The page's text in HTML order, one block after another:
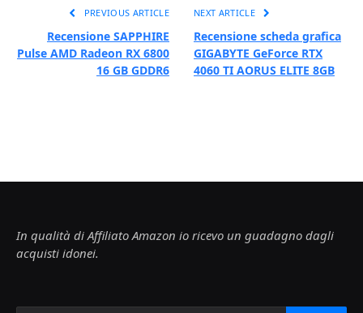
PREVIOUS ARTICLE
Recensione SAPPHIRE
Pulse AMD Radeon RX 6800
16 GB GDDR6
NEXT ARTICLE
Recensione scheda grafica
GIGABYTE GeForce RTX
4060 TI AORUS ELITE 8GB
In qualità di Affiliato Amazon io ricevo un guadagno dagli
acquisti idonei.